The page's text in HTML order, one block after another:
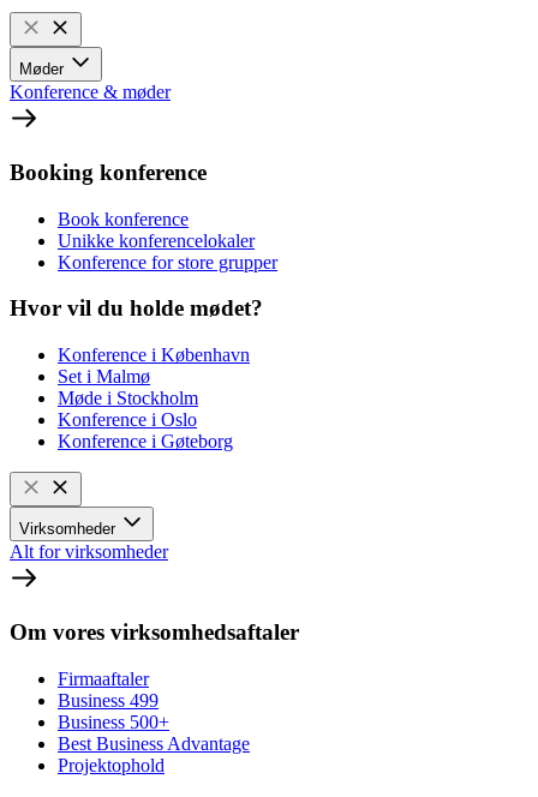
Møder
Konference & møder
Booking konference
Book konference
Unikke konferencelokaler
Konference for store grupper
Hvor vil du holde mødet?
Konference i København
Set i Malmø
Møde i Stockholm
Konference i Oslo
Konference i Gøteborg
Virksomheder
Alt for virksomheder
Om vores virksomhedsaftaler
Firmaaftaler
Business 499
Business 500+
Best Business Advantage
Projektophold